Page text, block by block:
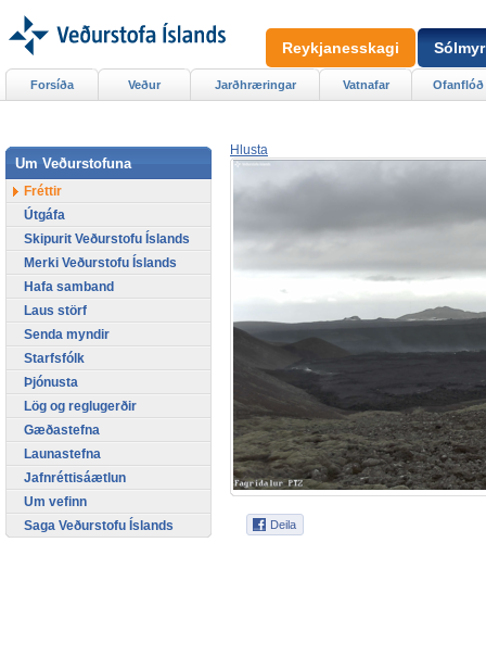
Hlusta
Forsíða Veður Jarðhræringar Vatnafar Ofanflóð
Um Veðurstofuna
Fréttir
Útgáfa
Skipurit Veðurstofu Íslands
Merki Veðurstofu Íslands
Hafa samband
Laus störf
Senda myndir
Starfsfólk
Þjónusta
Lög og reglugerðir
Gæðastefna
Launastefna
Jafnréttisáætlun
Um vefinn
Saga Veðurstofu Íslands
Reykjanesskagi